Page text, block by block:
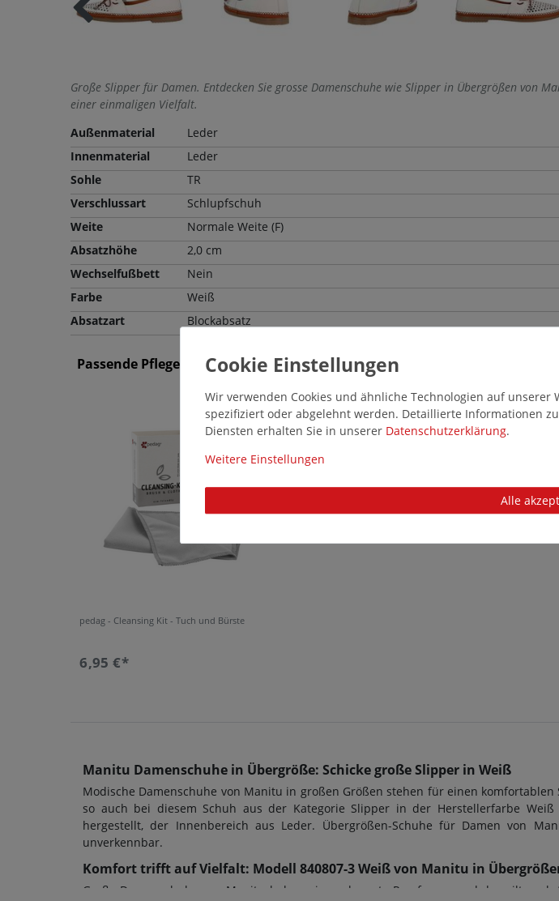
Große Slipper für Damen. Entdecken Sie grosse Damenschuhe wie Slipper in Übergrößen
einer einmaligen Vielfalt.
Außenmaterial
Leder
Innenmaterial
Leder
Sohle
TR
Verschlussart
Schlupfschuh
Weite
Normale Weite (F)
Absatzhöhe
2,0 cm
Wechselfußbett
Nein
Farbe
Weiß
Absatzart
Blockabsatz
Passende Pflegemittel und Einlegesohlen
14640
pedag - Cleansing Kit - Tuch und Bürste
6,95 €*
Manitu Damenschuhe in Übergröße: Schicke große Slipper in Weiß
Modische Damenschuhe von Manitu in großen Größen stehen für einen
so auch bei diesem Schuh aus der Kategorie Slipper in der Herstellerfarbe
hergestellt, der Innenbereich aus Leder. Übergrößen-Schuhe für Damen von
unverkennbar.
Komfort trifft auf Vielfalt: Modell 840807-3 Weiß von Manitu in
Große Damenschuhe von Manitu haben eine sehr gute Passform - und das gilt
Wir verwenden Cookies und ähnliche Technologien auf
spezifiziert oder abgelehnt werden. Detaillierte Informationen
Diensten erhalten Sie in unserer Daten­schutz­erklärung.
Weitere Einstellungen
Alle